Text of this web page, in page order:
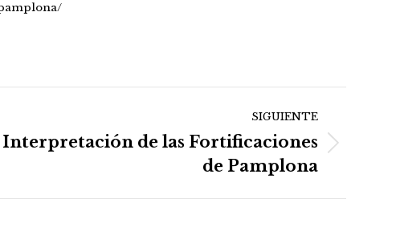
SIGUIENTE
de las Fortificaciones
de Pamplona